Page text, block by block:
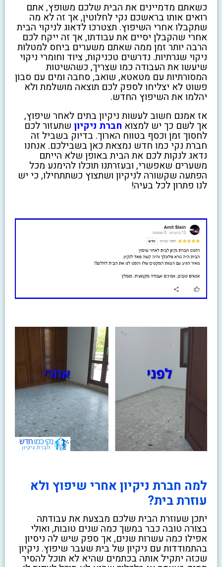
כשאתם מדמיינים את הבית שלכם משופץ, אתם
רואים אותו בראשכם נקי לחלוטין, אך זה לא מה
שתקבלו אחרי השיפוץ. תצטרכו לדאוג לניקוי הבית
אחרי שהקבלן יסיים את עבודתו, אך זה ייקח לכם
הרבה יותר זמן ממה שאתם משערים ביחס למטלות
ניקוי שגרתיות. נדרשים טכניקות, ציוד וחומרי ניקוי
שיעשו את העבודה כמו שצריך, כשהשיטות
המסורתיות עם מטאטא, שואב, סחבה ומים עם סבון
פשוט לא יצליחו לספק לכם תוצאה מושלמת ולא
יהלמו את השיפוץ החדש.
אז אמנם חשוב לעשות ניקיון בתים לאחר שיפוץ,
אך לשם כך יש למצוא חברת ניקיון שתעזור לכם
לחסוך זמן וכסף בטווח הארוך. בדיוק בשביל זה
חברת נקי כמו חדש נמצאת כאן בשבילכם. אנחנו
נדאג לנקות לכם את הבית באופן שלא הייתם
משערים שאפשרי, ובעזרתנו תוכלו להימנע מכל
הפתעה שקשורה לניקיון ושתצוץ כשתתחילו, כי יש
לנו פתרון לכל בעיה!
למה חברת ניקיון אחרי שיפוץ ולא
עוזרת בית?
יתכן שעוזרת הבית שלכם מבצעת את עבודתה
בצורה טובה כבר במשך כמה שנים טובות, ואולי
אפילו כמה עשרות שנים, אך ספק שיש לה ניסיון
בהתמודדות עם ניקיון של בית שעבר שיפוץ. ניקיון
שכזה יתקיל אותה בכתמים שהיא לא תוכל להסיר